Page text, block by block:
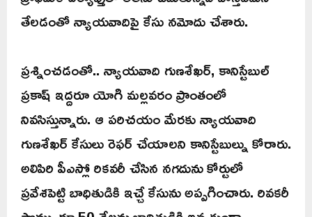
తేలడంతో న్యాయవాదిపై కేసు నమోదు చేశారు.
ప్రశ్నించడంతో.. న్యాయవాది గుణశేఖర్, కానిస్టేబుల్
ప్రకాష్ ఇద్దరూ యోగి మల్లవరం ప్రాంతంలో
నివసిస్తున్నారు. ఆ పరిచయం మేరకు న్యాయవాది
గుణశేఖర్ కేసులు రెఫర్ చేయాలని కానిస్టేబుల్ను కోరారు.
అలిపిరి పీఎస్లో రికవరీ చేసిన నగదును కోర్టులో
ప్రవేశపెట్టి బాధితుడికి ఇచ్చే కేసును అప్పగించారు. రివకరీ